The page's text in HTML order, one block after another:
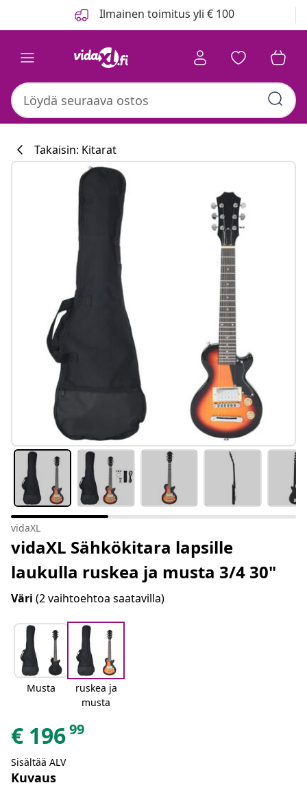
Ilmainen toimitus yli € 100
#sharemevidaxl
Takaisin: Kitarat
vidaXL
vidaXL Sähkökitara lapsille
laukulla ruskea ja musta 3/4 30"
Väri (2 vaihtoehtoa saatavilla)
Musta
ruskea ja
musta
€ 19699
Sisältää ALV
Kuvaus